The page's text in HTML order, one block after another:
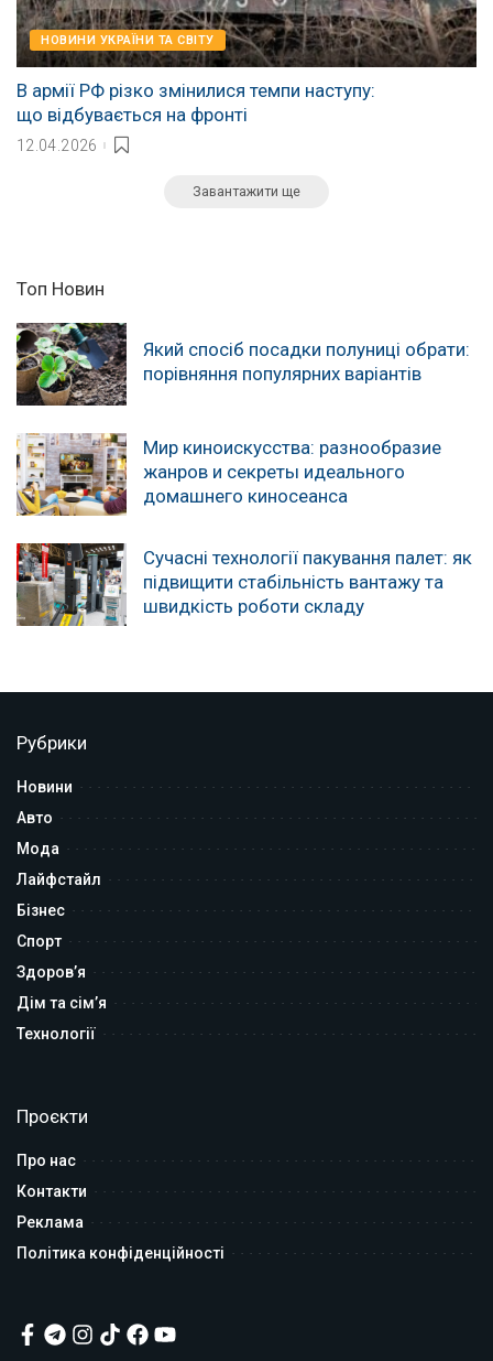
НОВИНИ УКРАЇНИ ТА СВІТУ
В армії РФ різко змінилися темпи наступу:
що відбувається на фронті
12.04.2026
Завантажити ще
Топ Новин
Який спосіб посадки полуниці обрати:
порівняння популярних варіантів
Мир киноискусства: разнообразие
жанров и секреты идеального
домашнего киносеанса
Сучасні технології пакування палет: як
підвищити стабільність вантажу та
швидкість роботи складу
Рубрики
Новини
Авто
Мода
Лайфстайл
Бізнес
Спорт
Здоров’я
Дім та сім’я
Технології
Проєкти
Про нас
Контакти
Реклама
Політика конфіденційності